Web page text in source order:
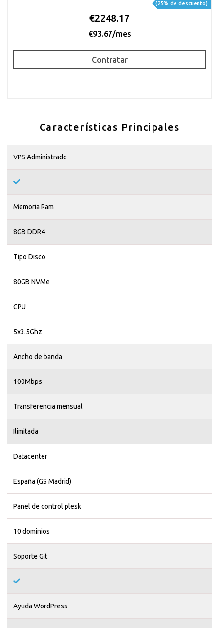
€2248.17
€93.67/mes
(25% de descuento)
Contratar
Características Principales
VPS Administrado
Memoria Ram
8GB DDR4
Tipo Disco
80GB NVMe
CPU
5x3.5Ghz
Ancho de banda
100Mbps
Transferencia mensual
Ilimitada
Datacenter
España (GS Madrid)
Panel de control plesk
10 dominios
Soporte Git
Ayuda WordPress